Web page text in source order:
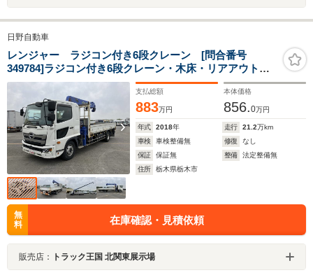
日野自動車
レンジャー ラジコン付き6段クレーン [問合番号
349784]ラジコン付き6段クレーン・木床・リアアウトリ
ガー・ベッド付き
支払総額
883万円
本体価格
856.0万円
年式 2018年 走行 21.2万km
車検
車検整備無 修復
なし
保証
保証無 整備
法定整備無
住所
栃木県栃木市
無
料
在庫確認・見積依頼
販売店： トラック王国 北関東展示場